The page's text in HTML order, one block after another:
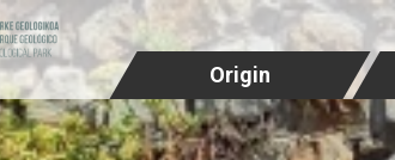
Origin